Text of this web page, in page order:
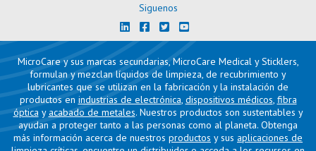
Siguenos
MicroCare y sus marcas secundarias, MicroCare Medical y Sticklers,
formulan y mezclan líquidos de limpieza, de recubrimiento y
lubricantes que se utilizan en la fabricación y la instalación de
productos en industrias de electrónica, dispositivos médicos, fibra
óptica y acabado de metales. Nuestros productos son sustentables y
ayudan a proteger tanto a las personas como al planeta. Obtenga
más información acerca de nuestros productos y sus aplicaciones de